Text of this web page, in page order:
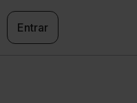
Entrar